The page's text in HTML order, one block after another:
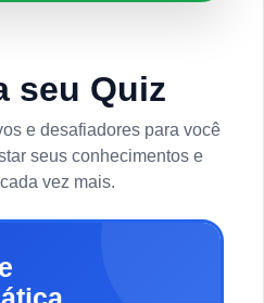
seu Quiz
e desafiadores para você
seus conhecimentos e
vez mais.